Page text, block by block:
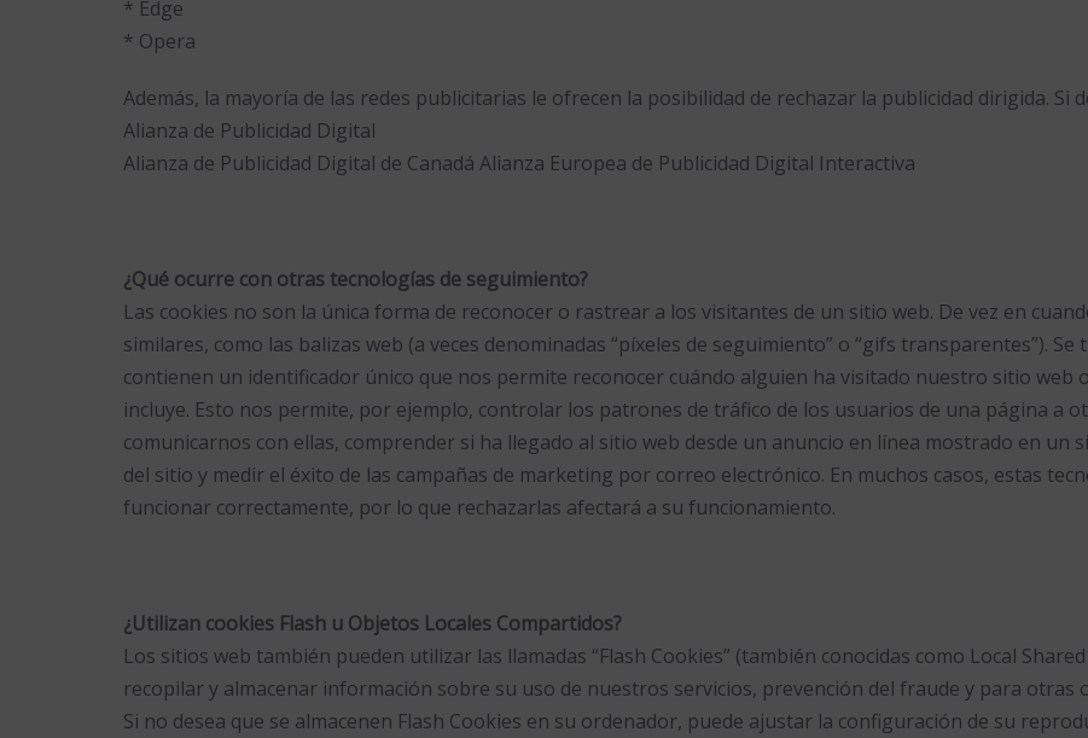
* Edge
* Opera
Además, la mayoría de las redes publicitarias le ofrecen la posibilidad de rechazar la publicidad dirigida. Si
Alianza de Publicidad Digital
Alianza de Publicidad Digital de Canadá Alianza Europea de Publicidad Digital Interactiva
¿Qué ocurre con otras tecnologías de seguimiento?
Las cookies no son la única forma de reconocer o rastrear a los visitantes de un sitio web. De vez en
similares, como las balizas web (a veces denominadas “píxeles de seguimiento” o “gifs transparentes”).
contienen un identificador único que nos permite reconocer cuándo alguien ha visitado nuestro sitio web
incluye. Esto nos permite, por ejemplo, controlar los patrones de tráfico de los usuarios de una página a
comunicarnos con ellas, comprender si ha llegado al sitio web desde un anuncio en línea mostrado en
del sitio y medir el éxito de las campañas de marketing por correo electrónico. En muchos casos, estas
funcionar correctamente, por lo que rechazarlas afectará a su funcionamiento.
¿Utilizan cookies Flash u Objetos Locales Compartidos?
Los sitios web también pueden utilizar las llamadas “Flash Cookies” (también conocidas como Local
recopilar y almacenar información sobre su uso de nuestros servicios, prevención del fraude y para otras
Si no desea que se almacenen Flash Cookies en su ordenador, puede ajustar la configuración de su